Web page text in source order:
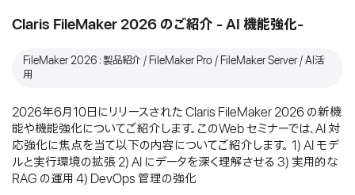
Claris FileMaker 2026 のご紹介 - AI 機能強化-
FileMaker 2026：製品紹介 / FileMaker Pro / FileMaker Server / AI活
用
2026年6月10日にリリースされた Claris FileMaker 2026 の新機
能や機能強化についてご紹介します。このWeb セミナーでは、AI 対
応強化に焦点を当て以下の内容についてご紹介します。 1) AI モデ
ルと実行環境の拡張 2) AI にデータを深く理解させる 3) 実用的な
RAG の運用 4) DevOps 管理の強化